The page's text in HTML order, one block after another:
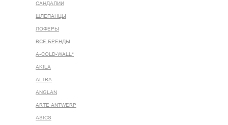
САНДАЛИИ
ШЛЕПАНЦЫ
ЛОФЕРЫ
ВСЕ БРЕНДЫ
A-COLD-WALL*
AKILA
ALTRA
ANGLAN
ARTE ANTWERP
ASICS